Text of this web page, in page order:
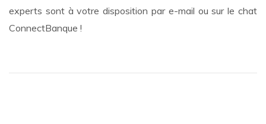
experts sont à votre disposition par e-mail ou sur le chat
ConnectBanque !